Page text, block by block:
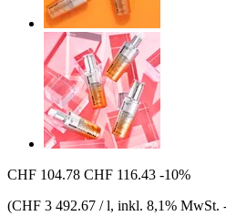
CHF 104.78 CHF 116.43 -10%
(CHF 3 492.67 / l, inkl. 8,1% MwSt.